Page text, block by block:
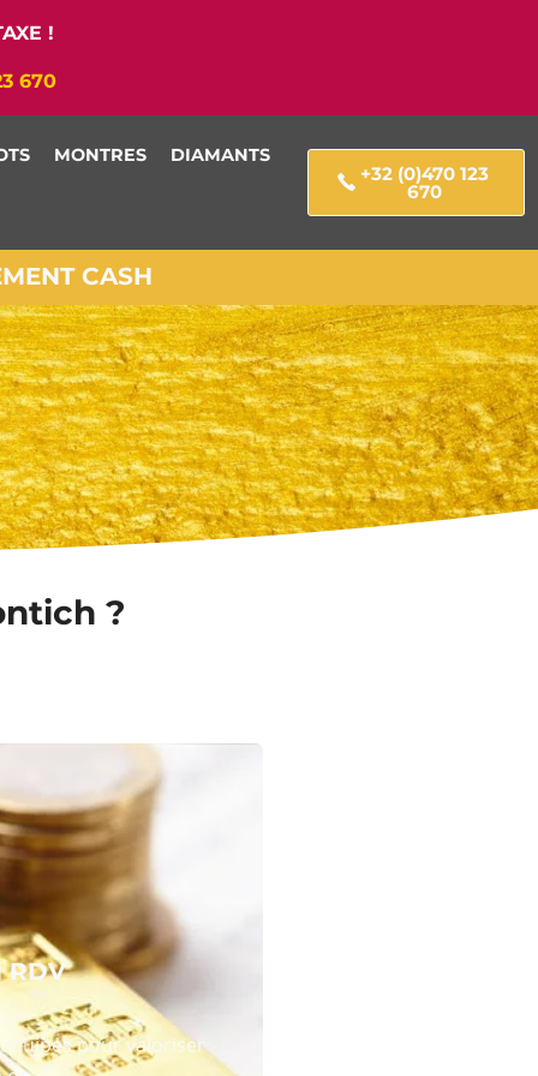
!
670
MONTRES DIAMANTS
+32 (0)470 123
670
CASH
?
RDV
pour valoriser